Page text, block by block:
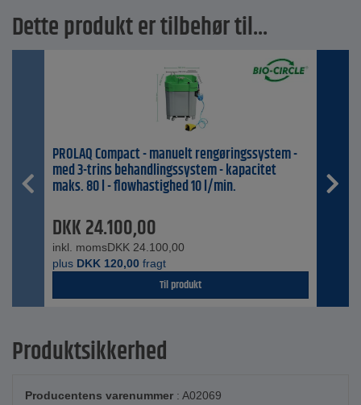
Dette produkt er tilbehør til...
PROLAQ Compact - manuelt rengøringssystem -
med 3-trins behandlingssystem - kapacitet
maks. 80 l - flowhastighed 10 l/min.
DKK24.100,00
inkl. momsDKK 24.100,00
plus DKK 120,00 fragt
Til produkt
Produktsikkerhed
Producentens varenummer : A02069